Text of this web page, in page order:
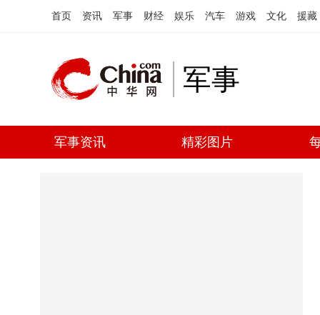
首页 资讯 军事 财经 娱乐 汽车 游戏 文化 援藏
军事
军事资讯 精彩图片